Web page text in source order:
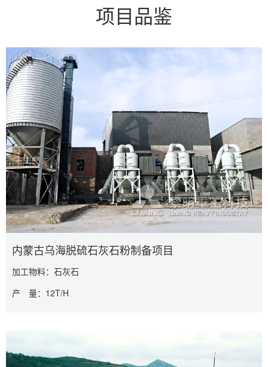
项目品鉴
内蒙古乌海脱硫石灰石粉制备项目
加工物料：石灰石
产 量：12T/H